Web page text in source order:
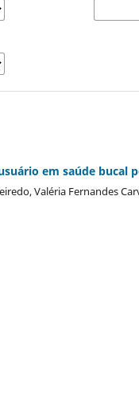
em saúde
Valéria Fernandes